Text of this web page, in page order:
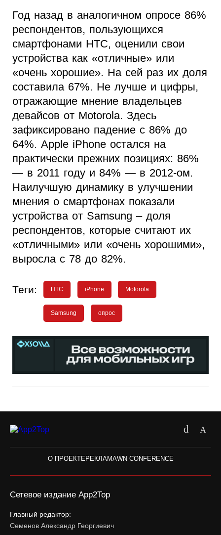
Год назад в аналогичном опросе 86%
респондентов, пользующихся
смартфонами HTC, оценили свои
устройства как «отличные» или
«очень хорошие». На сей раз их доля
составила 67%. Не лучше и цифры,
отражающие мнение владельцев
девайсов от Motorola. Здесь
зафиксировано падение с 86% до
64%. Apple iPhone остался на
практически прежних позициях: 86%
— в 2011 году и 84% — в 2012-ом.
Наилучшую динамику в улучшении
мнения о смартфонах показали
устройства от Samsung – доля
респондентов, которые считают их
«отличными» или «очень хорошими»,
выросла с 78 до 82%.
Теги: HTC iPhone Motorola
Samsung опрос
О ПРОЕКТЕРЕКЛАМАWN CONFERENCE
Сетевое издание App2Top
Главный редактор:
Семенов Александр Георгиевич